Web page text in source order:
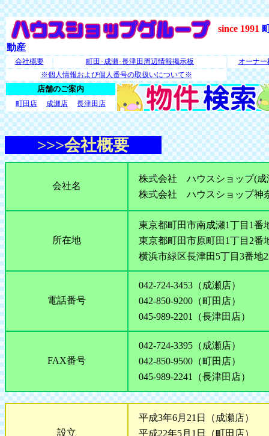
since 1991
動産
会社概要 町田･成瀬･長津田周辺情報掲示板
オーナー
※個人情報および個人番号の取扱いについて※
店舗のご案内
町田店 成瀬店 長津田店
>>>会社概要
会社名
株式会社 ハウスショップ(
株式会社 ハウスショップ神
所在地
東京都町田市南成瀬1丁目1
東京都町田市原町田1丁目2
横浜市緑区長津田5丁目3番
電話番号
042-724-3453（成瀬店）
042-850-9200（町田店）
045-989-2201（長津田店）
FAX番号
042-724-3395（成瀬店）
042-850-9500（町田店）
045-989-2241（長津田店）
設立
平成3年6月21日（成瀬店）
平成22年5月1日（町田店）